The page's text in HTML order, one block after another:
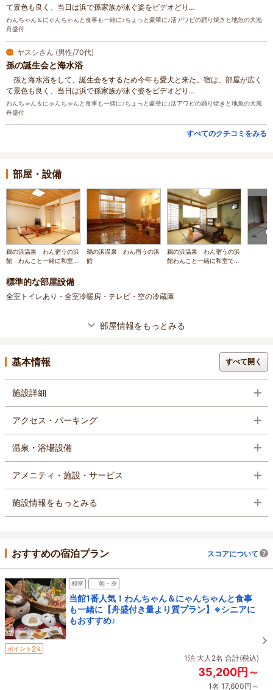
て景色も良く、当日は浜で孫家族が泳ぐ姿をビデオどり…
わんちゃん＆にゃんちゃんと食事も一緒に♪ちょっと豪華に♪活アワビの踊り焼きと地魚の大漁
舟盛付
ヤスシさん (男性/70代)
孫の誕生会と海水浴
孫と海水浴をして、誕生会をするため今年も愛犬と来た。宿は、部屋が広く
て景色も良く、当日は浜で孫家族が泳ぐ姿をビデオどり…
わんちゃん＆にゃんちゃんと食事も一緒に♪ちょっと豪華に♪活アワビの踊り焼きと地魚の大漁
舟盛付
すべてのクチコミをみる
部屋・設備
鵜の浜温泉 わん宿うの浜
館 わんこと一緒に和室で
鵜の浜温泉 わん宿うの浜
館
鵜の浜温泉 わん宿うの浜
館わんこと一緒に和室での
標準的な部屋設備
全室トイレあり・全室冷暖房・テレビ・空の冷蔵庫
部屋情報をもっとみる
基本情報 すべて開く
施設詳細
アクセス・パーキング
温泉・浴場設備
アメニティ・施設・サービス
施設情報をもっとみる
おすすめの宿泊プラン スコアについて
和室 朝・夕
当館1番人気！わんちゃん＆にゃんちゃんと食事
も一緒に【舟盛付き量より質プラン】※シニアに
もおすすめ♪
ポイント 2%
1泊 大人2名 合計(税込)
35,200円～
1名 17,600円～